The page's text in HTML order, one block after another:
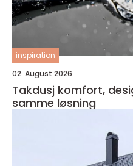
inspiration
02. August 2026
Takdusj komfort, design og funksjon i
samme løsning